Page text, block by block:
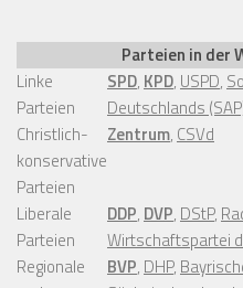
Parteien in der
Linke
Parteien
SPD, KPD, USPD,
Deutschlands
Christlich-
konservative
Parteien
Zentrum, CSVd
Liberale
Parteien
DDP, DVP, DStP,
Wirtschaftspartei
Regionale
BVP, DHP,